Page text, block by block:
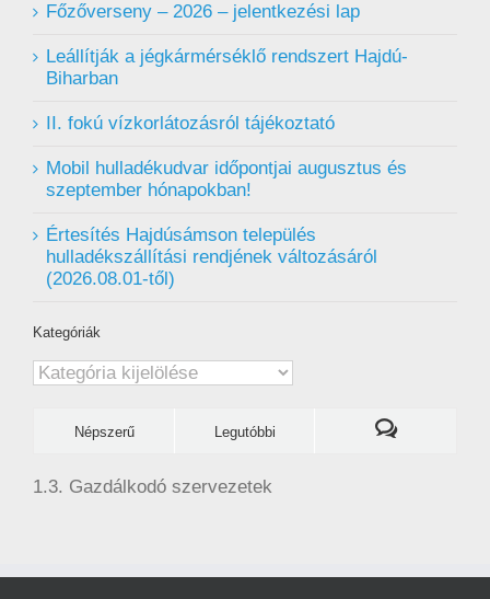
Főzőverseny – 2026 – jelentkezési lap
Leállítják a jégkármérséklő rendszert Hajdú-
Biharban
II. fokú vízkorlátozásról tájékoztató
Mobil hulladékudvar ️időpontjai augusztus és
szeptember hónapokban!
Értesítés Hajdúsámson település
hulladékszállítási rendjének változásáról
(2026.08.01-től)
Kategóriák
Kategóriák
Népszerű Legutóbbi
1.3. Gazdálkodó szervezetek